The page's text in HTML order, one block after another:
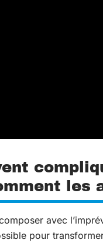
les
avec
pour